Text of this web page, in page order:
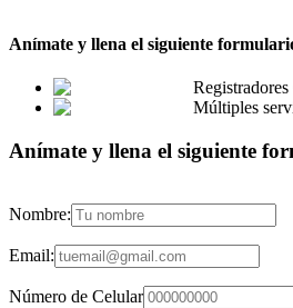
Anímate y llena el siguiente
Múltiples
Anímate y llena el siguiente
Nombre:
Email:
Número de Celular